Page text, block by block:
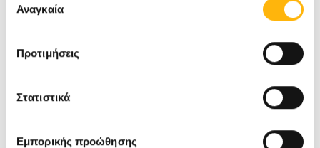
των υπηρεσιών τους.
συγκατάθεσης
Αναγκαία
Προτιμήσεις
Στατιστικά
Εμπορικής προώθησης